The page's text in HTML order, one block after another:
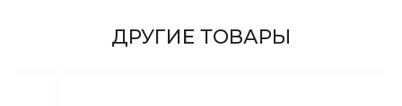
ДРУГИЕ ТОВАРЫ